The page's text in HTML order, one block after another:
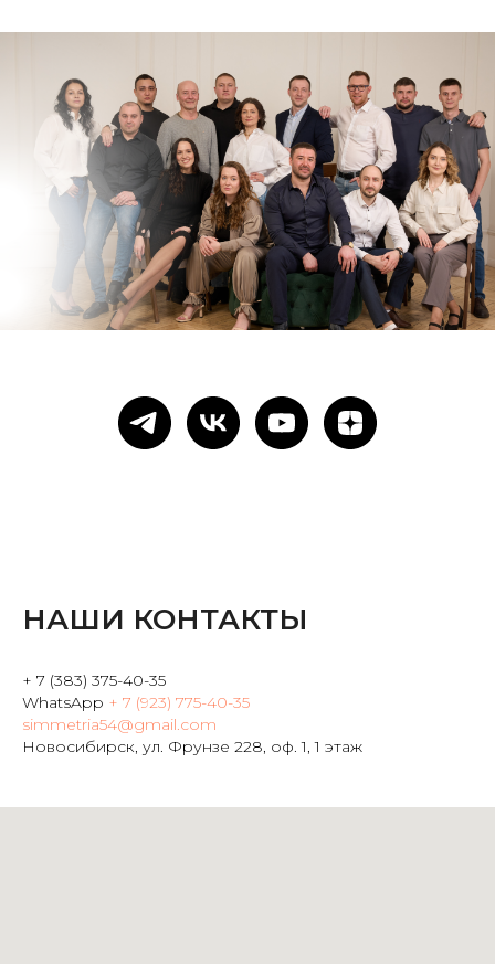
НАШИ КОНТАКТЫ
+ 7 (383) 375-40-35
WhatsApp + 7 (923) 775-40-35
simmetria54@gmail.com
Новосибирск, ул. Фрунзе 228, оф. 1, 1 этаж